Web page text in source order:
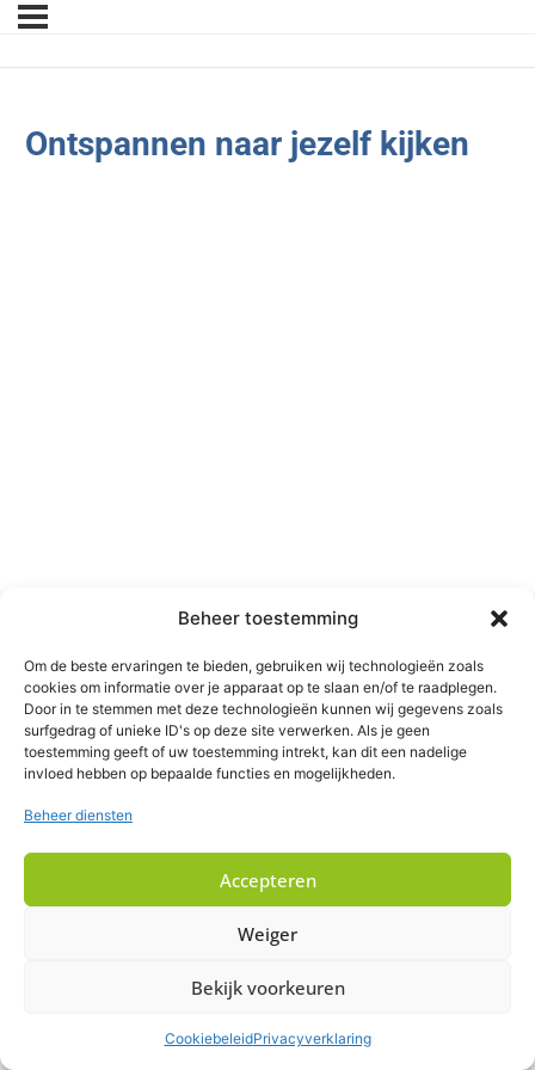
Beheer toestemming
Om de beste ervaringen te bieden, gebruiken wij technologieën zoals
cookies om informatie over je apparaat op te slaan en/of te raadplegen.
Door in te stemmen met deze technologieën kunnen wij gegevens zoals
surfgedrag of unieke ID's op deze site verwerken. Als je geen
toestemming geeft of uw toestemming intrekt, kan dit een nadelige
invloed hebben op bepaalde functies en mogelijkheden.
Beheer diensten
Accepteren
Weiger
Bekijk voorkeuren
CookiebeleidPrivacyverklaring
Ontspannen naar jezelf kijken